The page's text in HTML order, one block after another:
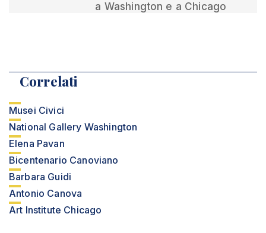
a Washington e a Chicago
Correlati
Musei Civici
National Gallery Washington
Elena Pavan
Bicentenario Canoviano
Barbara Guidi
Antonio Canova
Art Institute Chicago